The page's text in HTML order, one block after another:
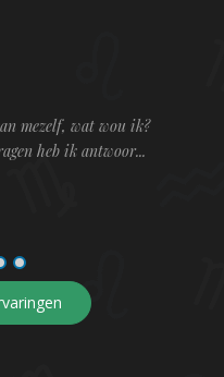
mezelf, wat wou ik?
heb ik antwoor...